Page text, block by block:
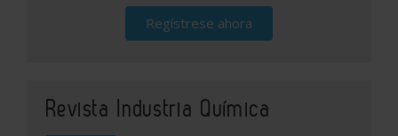
Regístrese ahora
Revista Industria Química